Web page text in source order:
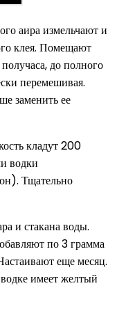
аира измельчают и
клея. Помещают
до полного
перемешивая.
заменить ее
кладут 200
водки
Тщательно
и стакана воды.
по 3 грамма
еще месяц.
имеет желтый